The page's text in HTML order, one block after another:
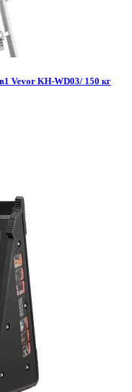
Vevor KH-WD03/ 150 кг